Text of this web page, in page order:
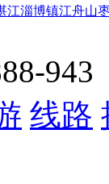
江淄博镇江舟山
943
线路